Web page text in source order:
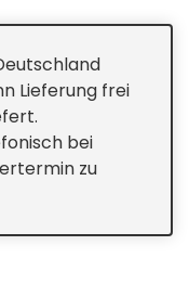
für jede
Lieferung frei
bei
zu